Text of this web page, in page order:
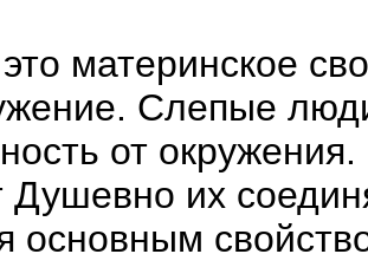
материнское
Слепые
от
Душевно их
основным